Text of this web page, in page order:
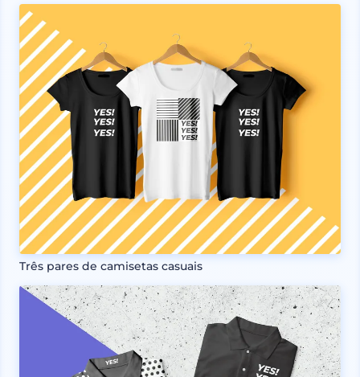
Três pares de camisetas casuais